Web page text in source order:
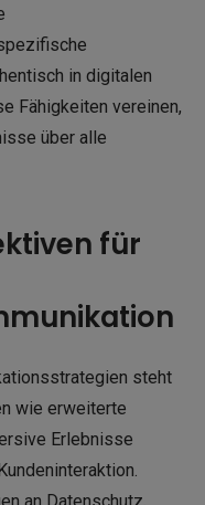
in digitalen
Fähigkeiten vereinen,
über alle
für
steht
wie erweiterte
Erlebnisse